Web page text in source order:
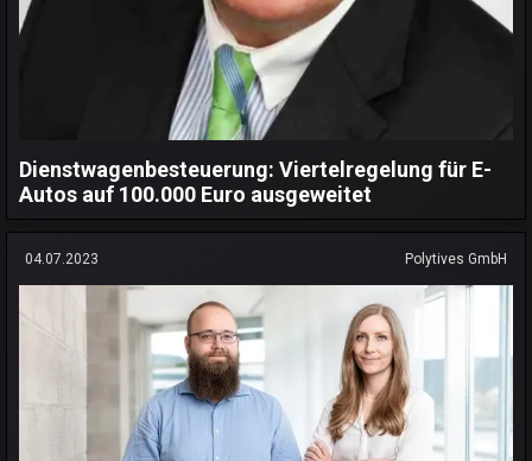
Dienstwagenbesteuerung: Viertelregelung für E-
Autos auf 100.000 Euro ausgeweitet
04.07.2023 Polytives GmbH